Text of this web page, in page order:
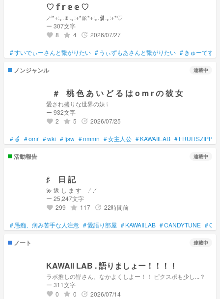
♡ 𝕗 𝕣 𝕖 𝕖 ♡
🪄︎︎*+:｡.🌷.｡:+*🎀*+:｡.🩰.｡:+*♡
ー 307文字
favorite 8 grade 4 update 2026/07/27
#すいでぃーさんと繋がりたい # うぃずもあさんと繋がりたい # きゅーてす
ノンジャンル 連載中
# 桃 色 あ い ど る は o m r の 彼 女
愛され盛りな世界の妹 ❕
ー 932文字
favorite 2 grade 5 update 2026/07/25
#🍏 #omr #wki #fjsw #nmmn #女主人公 #KAWAIILAB #
活動報告 連載中
♯ 日 記
💫 返 し ま す .ᐟ .ᐟ
ー 25,247文字
favorite 299 grade 117 update 22時間前
#愚痴、病み苦手な人注意 #愛語り部屋 #KAWAIILAB #CANDYTUNE #
ノート 連載中
KAWAII LAB . 語りましょー！！！！
ラボ推しの皆さん、なかよくしよー！！ ピクスポも少し...？
ー 311文字
favorite 0 grade 0 update 2026/07/14